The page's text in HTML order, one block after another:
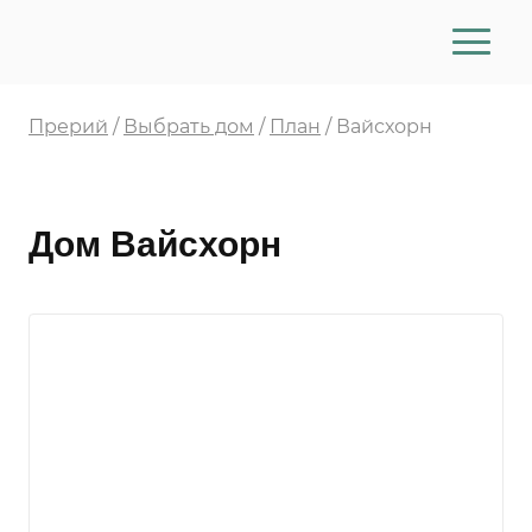
Дом Вайсхорн
Прерий / Выбрать дом / План / Вайсхорн
Пользователь, нажимая кнопку «Оставить
заявку», «Записаться на экскурсию»,
персональных данных (далее — Согласие).
Принятием (акцептом) оферты Согласия